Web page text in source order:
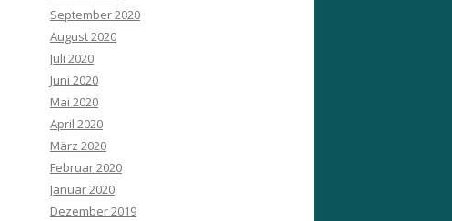
September 2020
August 2020
Juli 2020
Juni 2020
Mai 2020
April 2020
März 2020
Februar 2020
Januar 2020
Dezember 2019